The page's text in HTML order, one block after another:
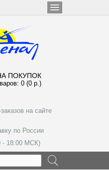
ПОКУПОК
0 (0 р.)
на сайте
по России
- 18:00 МСК)